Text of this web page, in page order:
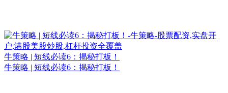
牛策略 | 短线必读6：揭秘打板！
牛策略 | 短线必读6：揭秘打板！